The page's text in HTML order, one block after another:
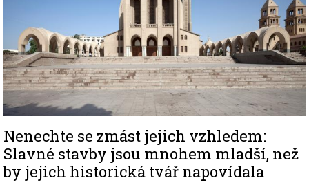
Nenechte se zmást jejich vzhledem:
Slavné stavby jsou mnohem mladší, než
by jejich historická tvář napovídala